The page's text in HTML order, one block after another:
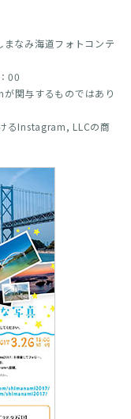
なみ海道フォトコンテ
00
関与するものではあり
るInstagram, LLCの商